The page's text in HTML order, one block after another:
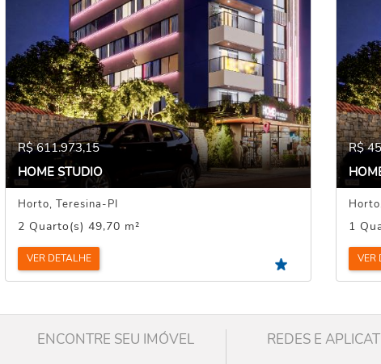
R$ 611.973,15
HOME STUDIO
Horto, Teresina-PI
2 Quarto(s) 49,70 m²
VER DETALHE
R$
1
VER
ENCONTRE SEU IMÓVEL REDES E